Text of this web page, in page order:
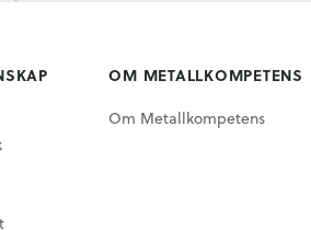
OM METALLKOMPETENS
Om Metallkompetens